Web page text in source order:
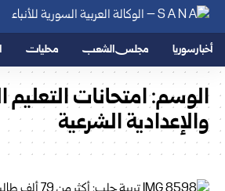
أخبار سوريا مجلس الشعب محليات
الوسم:امتحانات
والإعدادية الشرعية